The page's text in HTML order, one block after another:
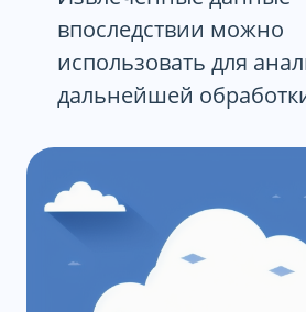
впоследствии можно
использовать для
дальнейшей